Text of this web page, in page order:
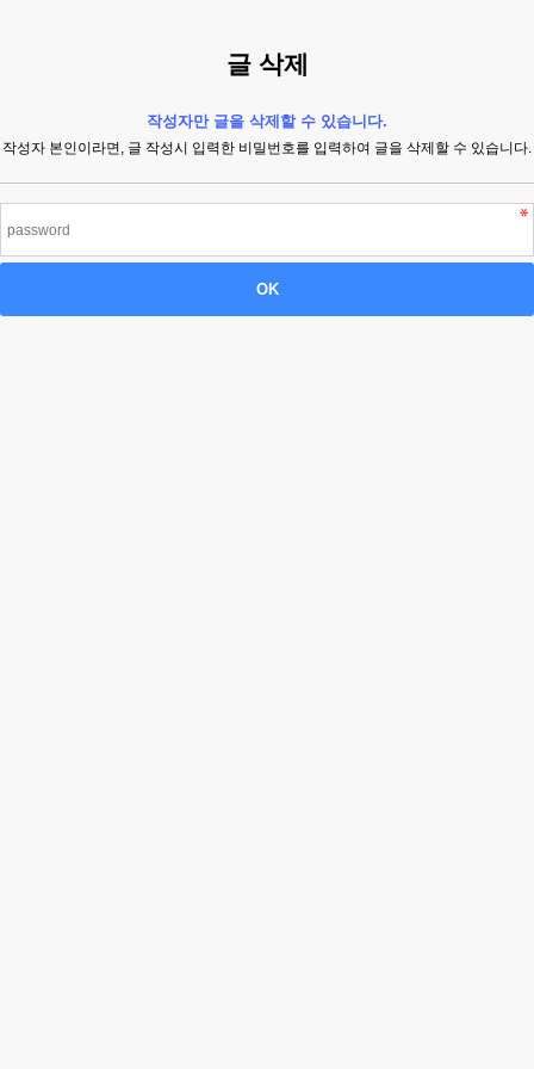
글 삭제
작성자만 글을 삭제할 수 있습니다.
작성자 본인이라면, 글 작성시 입력한 비밀번호를 입력하여 글을 삭제할 수 있습니다.